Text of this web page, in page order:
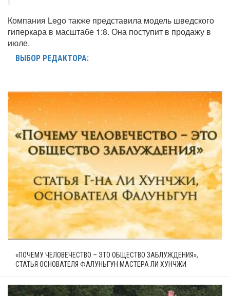
Компания Lego также представила модель шведского
гиперкара в масштабе 1:8. Она поступит в продажу в
июле.
ВЫБОР РЕДАКТОРА:
«ПОЧЕМУ ЧЕЛОВЕЧЕСТВО – ЭТО ОБЩЕСТВО ЗАБЛУЖДЕНИЯ»,
СТАТЬЯ ОСНОВАТЕЛЯ ФАЛУНЬГУН МАСТЕРА ЛИ ХУНЧЖИ